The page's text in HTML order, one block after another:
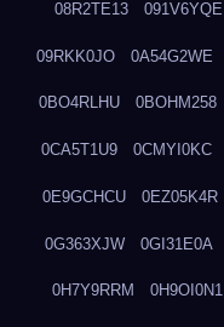
08R2TE13 091V6YQE
09RKK0JO 0A54G2WE
0BO4RLHU 0BOHM258
0CA5T1U9 0CMYI0KC
0E9GCHCU 0EZ05K4R
0G363XJW 0GI31E0A
0H7Y9RRM 0H9OI0N1